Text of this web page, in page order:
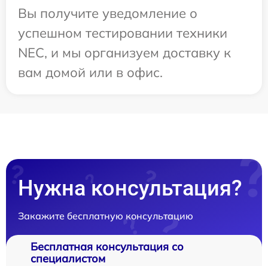
Вы получите уведомление о
успешном тестировании техники
NEC, и мы организуем доставку к
вам домой или в офис.
Нужна консультация?
Закажите бесплатную консультацию
Бесплатная консультация со
специалистом